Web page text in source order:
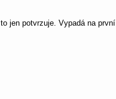
jen potvrzuje. Vypadá na